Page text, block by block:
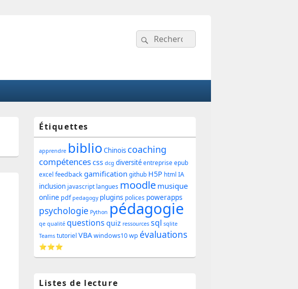
Recherche :
Rechercher
Zone
principale
de
widget
pour
la
barre
latérale
Étiquettes
apprendre biblio Chinois coaching
compétencescss dcg diversité entreprise epub
excel feedbackgamification github H5P html IA
inclusion javascript langues moodle musique
online pdf pedagogy plugins polices powerapps
psychologie Python pédagogie
qe qualité questions quiz ressources sql sqlite
Teams tutoriel VBAwindows10wp évaluations
⭐⭐⭐
Listes de lecture